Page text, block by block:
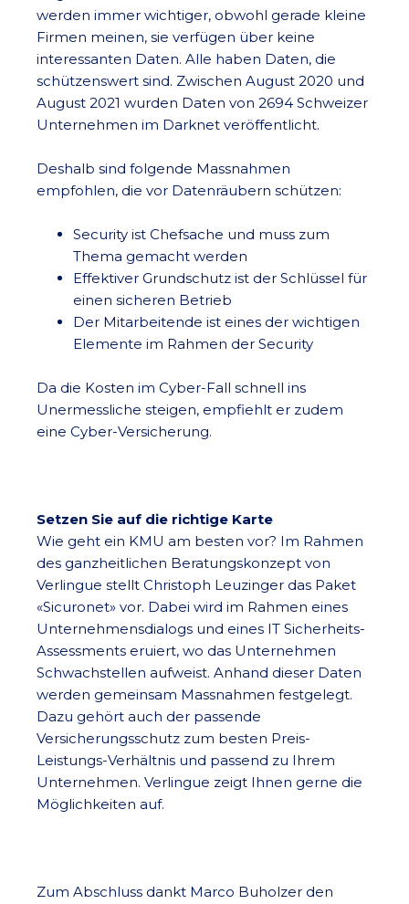
werden immer wichtiger, obwohl gerade kleine
Firmen meinen, sie verfügen über keine
interessanten Daten. Alle haben Daten, die
schützenswert sind. Zwischen August 2020 und
August 2021 wurden Daten von 2694 Schweizer
Unternehmen im Darknet veröffentlicht.
Deshalb sind folgende Massnahmen
empfohlen, die vor Datenräubern schützen:
Security ist Chefsache und muss zum
Thema gemacht werden
Effektiver Grundschutz ist der Schlüssel für
einen sicheren Betrieb
Der Mitarbeitende ist eines der wichtigen
Elemente im Rahmen der Security
Da die Kosten im Cyber-Fall schnell ins
Unermessliche steigen, empfiehlt er zudem
eine Cyber-Versicherung.
Setzen Sie auf die richtige Karte
Wie geht ein KMU am besten vor? Im Rahmen
des ganzheitlichen Beratungskonzept von
Verlingue stellt Christoph Leuzinger das Paket
«Sicuronet» vor. Dabei wird im Rahmen eines
Unternehmensdialogs und eines IT Sicherheits-
Assessments eruiert, wo das Unternehmen
Schwachstellen aufweist. Anhand dieser Daten
werden gemeinsam Massnahmen festgelegt.
Dazu gehört auch der passende
Versicherungsschutz zum besten Preis-
Leistungs-Verhältnis und passend zu Ihrem
Unternehmen. Verlingue zeigt Ihnen gerne die
Möglichkeiten auf.
Zum Abschluss dankt Marco Buholzer den